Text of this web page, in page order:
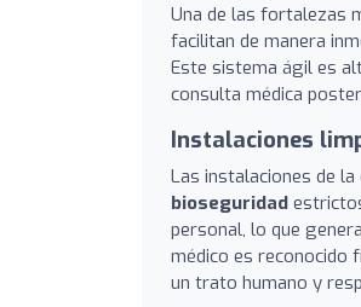
Una de las fortalezas
facilitan de manera
Este sistema ágil es
consulta médica
Instalaciones
Las instalaciones de
bioseguridad
personal, lo que
médico es reconocido
un trato humano y